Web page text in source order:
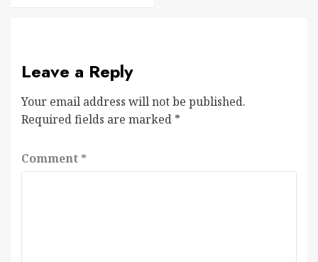
Leave a Reply
Your email address will not be published.
Required fields are marked *
Comment *